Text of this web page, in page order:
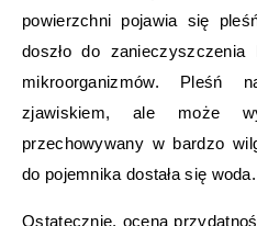
powierzchni pojawia się
doszło do
mikroorganizmów. Pleśń
zjawiskiem, ale może
przechowywany w bardzo
do pojemnika dostała się woda.
Ostatecznie, ocena